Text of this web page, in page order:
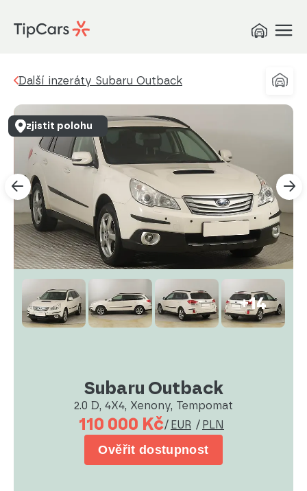
Další inzeráty Subaru Outback
+14
Subaru Outback
2.0 D, 4X4, Xenony, Tempomat
110 000 Kč/ EUR / PLN
Ověřit dostupnost
zjistit polohu